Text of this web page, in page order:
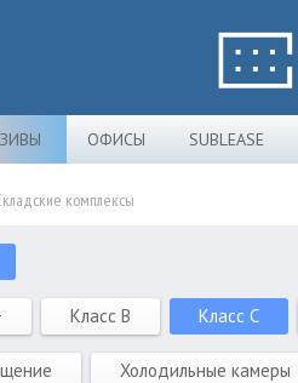
ОФИСЫ SUBLEASE
комплексы
Класс B Класс C
Холодильные камеры